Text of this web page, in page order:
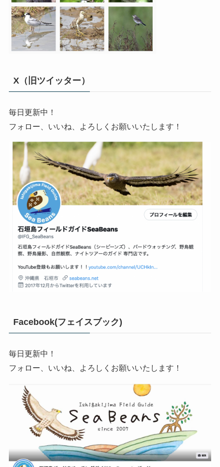
X（旧ツイッター）
毎日更新中！
フォロー、いいね、よろしくお願いいたします！
Facebook(フェイスブック)
毎日更新中！
フォロー、いいね、よろしくお願いいたします！